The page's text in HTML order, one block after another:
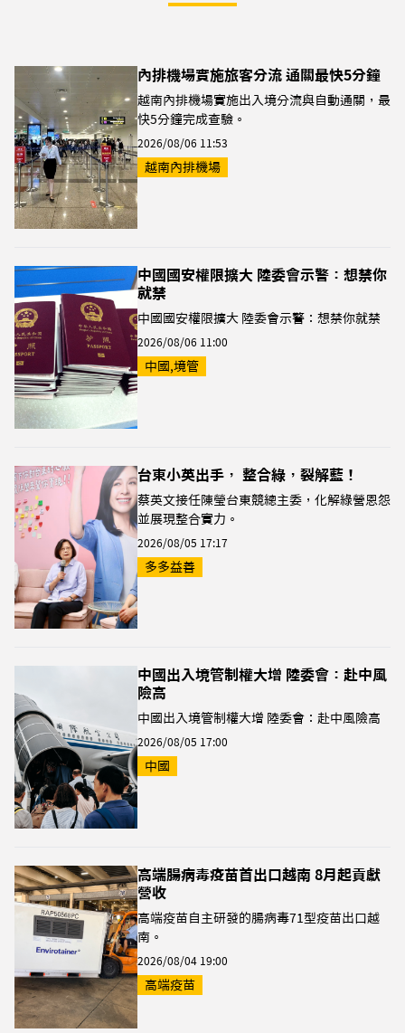
內排機場實施旅客分流 通關最快5分鐘
越南內排機場實施出入境分流與自動通關，最
快5分鐘完成查驗。
2026/08/06 11:53
越南內排機場
中國國安權限擴大 陸委會示警：想禁你
就禁
中國國安權限擴大 陸委會示警：想禁你就禁
2026/08/06 11:00
中國,境管
台東小英出手， 整合綠，裂解藍！
蔡英文接任陳瑩台東競總主委，化解綠營恩怨
並展現整合實力。
2026/08/05 17:17
多多益善
中國出入境管制權大增 陸委會：赴中風
險高
中國出入境管制權大增 陸委會：赴中風險高
2026/08/05 17:00
中國
高端腸病毒疫苗首出口越南 8月起貢獻
營收
高端疫苗自主研發的腸病毒71型疫苗出口越
南。
2026/08/04 19:00
高端疫苗